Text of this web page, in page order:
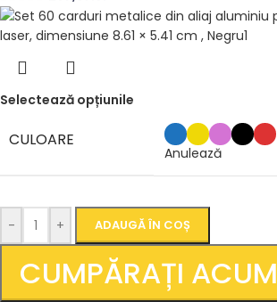
Selectează opțiunile
CULOARE
Anulează
- + ADAUGĂ ÎN COȘ
CUMPĂRAȚI ACUM